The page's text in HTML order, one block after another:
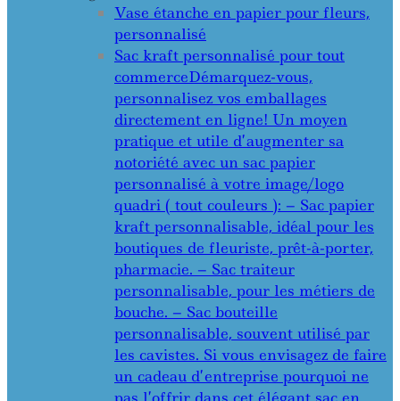
Vase étanche en papier pour fleurs,
personnalisé
Sac kraft personnalisé pour tout
commerceDémarquez-vous,
personnalisez vos emballages
directement en ligne! Un moyen
pratique et utile d’augmenter sa
notoriété avec un sac papier
personnalisé à votre image/logo
quadri ( tout couleurs ): – Sac papier
kraft personnalisable, idéal pour les
boutiques de fleuriste, prêt-à-porter,
pharmacie. – Sac traiteur
personnalisable, pour les métiers de
bouche. – Sac bouteille
personnalisable, souvent utilisé par
les cavistes. Si vous envisagez de faire
un cadeau d’entreprise pourquoi ne